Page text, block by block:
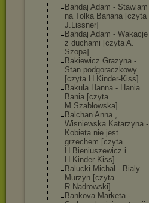
Bahdaj Adam - Stawiam
na Tolka Banana [czyta
J.Lissner]
Bahdaj Adam - Wakacje
z duchami [czyta A.
Szopa]
Bakiewicz Grazyna -
Stan podgoraczkowy
[czyta H.Kinder-Kiss]
Bakula Hanna - Hania
Bania [czyta
M.Szablowska]
Balchan Anna ,
Wisniewska Katarzyna -
Kobieta nie jest
grzechem [czyta
H.Bieniuszewicz i
H.Kinder-Kiss]
Balucki Michal - Bialy
Murzyn [czyta
R.Nadrowski]
Bankova Marketa -